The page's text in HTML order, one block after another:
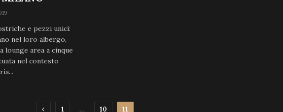
e pezzi unici:
nel loro albergo,
lounge area a cinque
nel contesto
1 … 10 11